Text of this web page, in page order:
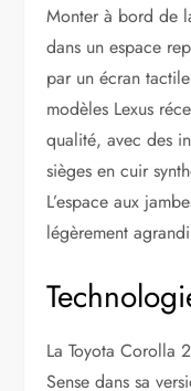
Monter à bord de
dans un espace
par un écran
modèles Lexus
qualité, avec des
sièges en cuir
L’espace aux
légèrement
La Toyota Corolla
Sense dans sa